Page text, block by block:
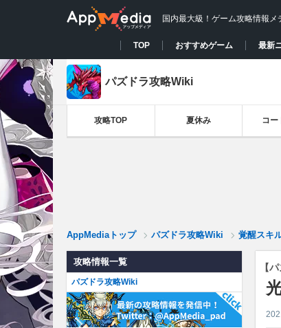
国内最大級！ゲーム攻略情報メ
TOP おすすめゲーム 最新
パズドラ攻略Wiki
攻略TOP 夏休み コー
AppMediaトップ パズドラ攻略Wiki 覚醒スキ
【
攻略情報一覧
パズドラ攻略Wiki